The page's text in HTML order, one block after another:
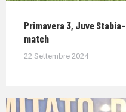
Primavera 3, Juve
match
22 Settembre 2024